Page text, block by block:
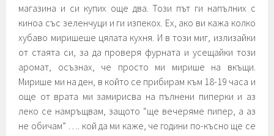
магазина и си купих още два. Този път ги напълних с
киноа със зеленчуци и ги изпекох. Ех, ако ви кажа колко
хубаво миришеше цялата кухня. И в този миг, излизайки
от стаята си, за да проверя фурната и усещайки този
аромат, осъзнах, че просто ми мирише на вкъщи.
Мирише ми на ден, в който се прибирам към 18-19 часа и
още от врата ми замирисва на пълнени пиперки и аз
леко се намръщвам, защото “ще вечеряме пипер, а аз
не обичам” …. кой да ми каже, че години по-късно ще се